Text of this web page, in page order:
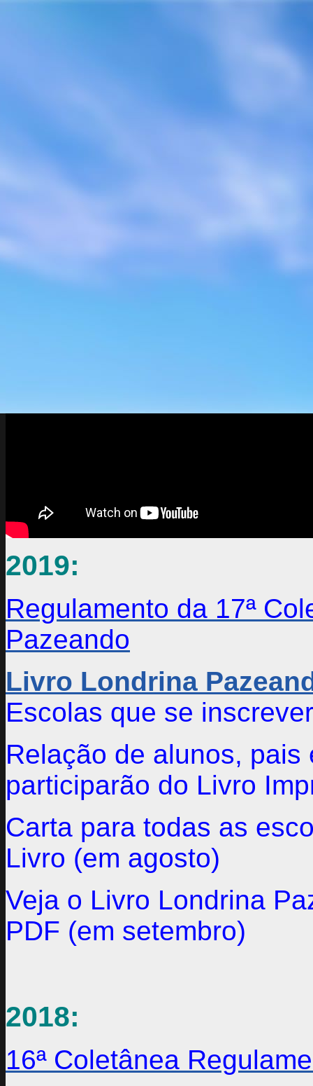
Mídia de Paz
Eventos
Contato
Home
2019:
Regulamento da 17ª
Pazeando
Livro Londrina
Escolas que se
Relação de alunos, pais
participarão do Livro
Carta para todas as
Livro (em agosto)
Veja o Livro Londrina
PDF (em setembro)
2018:
16ª Coletânea